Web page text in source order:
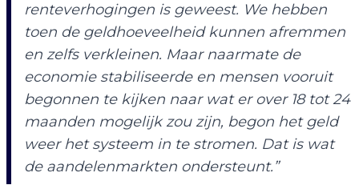
renteverhogingen is geweest. We hebben
toen de geldhoeveelheid kunnen afremmen
en zelfs verkleinen. Maar naarmate de
economie stabiliseerde en mensen vooruit
begonnen te kijken naar wat er over 18 tot 24
maanden mogelijk zou zijn, begon het geld
weer het systeem in te stromen. Dat is wat
de aandelenmarkten ondersteunt.”